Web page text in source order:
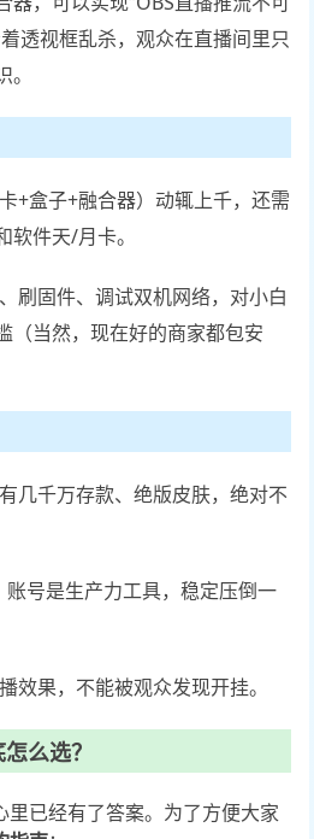
透视框乱杀，观众在直播间里只
+盒子+融合器）动辄上千，还需
软件天/月卡。
刷固件、调试双机网络，对小白
（当然，现在好的商家都包安
几千万存款、绝版皮肤，绝对不
账号是生产力工具，稳定压倒一
效果，不能被观众发现开挂。
么选？
里已经有了答案。为了方便大家